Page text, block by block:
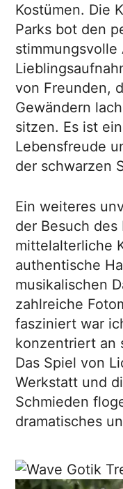
Kostümen. Die
Parks bot den
stimmungsvolle
von Freunden,
Gewändern
sitzen. Es ist
Lebensfreude
der schwarzen
Ein weiteres
der Besuch
mittelalterliche
authentische
musikalischen
zahlreiche
fasziniert war
konzentriert an
Das Spiel von
Werkstatt und
Schmieden
dramatisches